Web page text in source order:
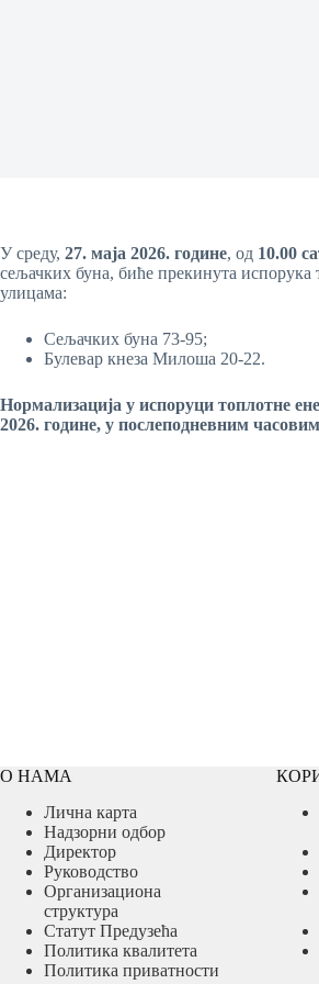
У среду, 27. маја 2026. године, од 10.00
сељачких буна, биће прекинута испорука
улицама:
Сељачких буна 73-95;
Булевар кнеза Милоша 20-22.
Нормализација у испоруци топлотне
2026. године, у послеподневним
О НАМА
Лична карта
Надзорни одбор
Директор
Руководство
Организациона
структура
Статут Предузећа
Политика квалитета
Политика приватности